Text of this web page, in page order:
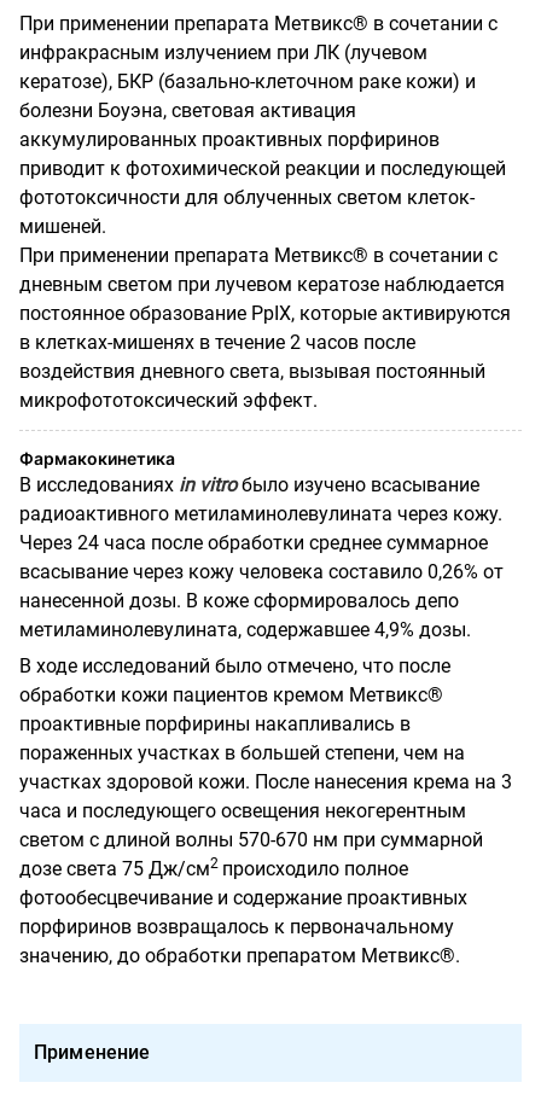
При применении препарата Метвикс® в сочетании с
инфракрасным излучением при ЛК (лучевом
кератозе), БКР (базально-клеточном раке кожи) и
болезни Боуэна, световая активация
аккумулированных проактивных порфиринов
приводит к фотохимической реакции и последующей
фототоксичности для облученных светом клеток-
мишеней.
При применении препарата Метвикс® в сочетании с
дневным светом при лучевом кератозе наблюдается
постоянное образование PpIX, которые активируются
в клетках-мишенях в течение 2 часов после
воздействия дневного света, вызывая постоянный
микрофототоксический эффект.
Фармакокинетика
В исследованиях in vitroбыло изучено всасывание
радиоактивного метиламинолевулината через кожу.
Через 24 часа после обработки среднее суммарное
всасывание через кожу человека составило 0,26% от
нанесенной дозы. В коже сформировалось депо
метиламинолевулината, содержавшее 4,9% дозы.
В ходе исследований было отмечено, что после
обработки кожи пациентов кремом Метвикс®
проактивные порфирины накапливались в
пораженных участках в большей степени, чем на
участках здоровой кожи. После нанесения крема на 3
часа и последующего освещения некогерентным
светом с длиной волны 570-670 нм при суммарной
дозе света 75 Дж/см2 происходило полное
фотообесцвечивание и содержание проактивных
порфиринов возвращалось к первоначальному
значению, до обработки препаратом Метвикс®.
Применение